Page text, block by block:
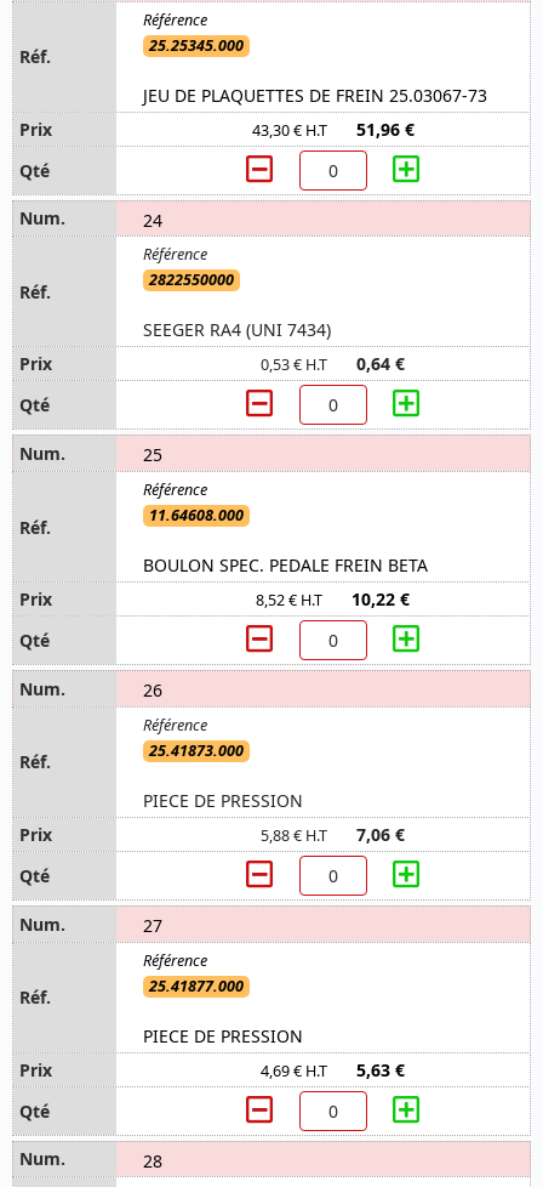
25.25345.000
JEU DE PLAQUETTES DE FREIN 25.03067-73
43,30 € H.T 51,96 €
24
2822550000
SEEGER RA4 (UNI 7434)
0,53 € H.T 0,64 €
25
11.64608.000
BOULON SPEC. PEDALE FREIN BETA
8,52 € H.T 10,22 €
26
25.41873.000
PIECE DE PRESSION
5,88 € H.T 7,06 €
27
25.41877.000
PIECE DE PRESSION
4,69 € H.T 5,63 €
28